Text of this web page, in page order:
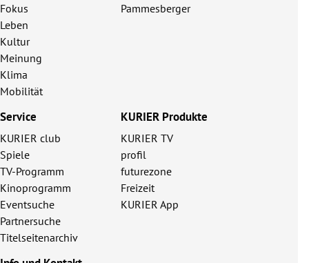
Fokus
Leben
Kultur
Meinung
Klima
Mobilität
Pammesberger
Service
KURIER club
Spiele
TV-Programm
Kinoprogramm
Eventsuche
Partnersuche
Titelseitenarchiv
KURIER Produkte
KURIER TV
profil
futurezone
Freizeit
KURIER App